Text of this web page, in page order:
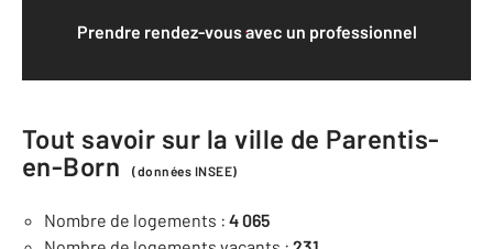
Prendre rendez-vous avec un professionnel
Tout savoir sur la ville de Parentis-
en-Born(données INSEE)
Nombre de logements : 4 065